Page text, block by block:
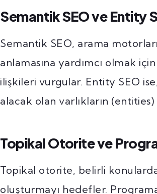
Semantik SEO ve Entity
Semantik SEO, arama
anlamasına yardımcı olmak
ilişkileri vurgular. Entity SEO
alacak olan varlıkların
Topikal Otorite ve
Topikal otorite, belirli
oluşturmayı hedefler.